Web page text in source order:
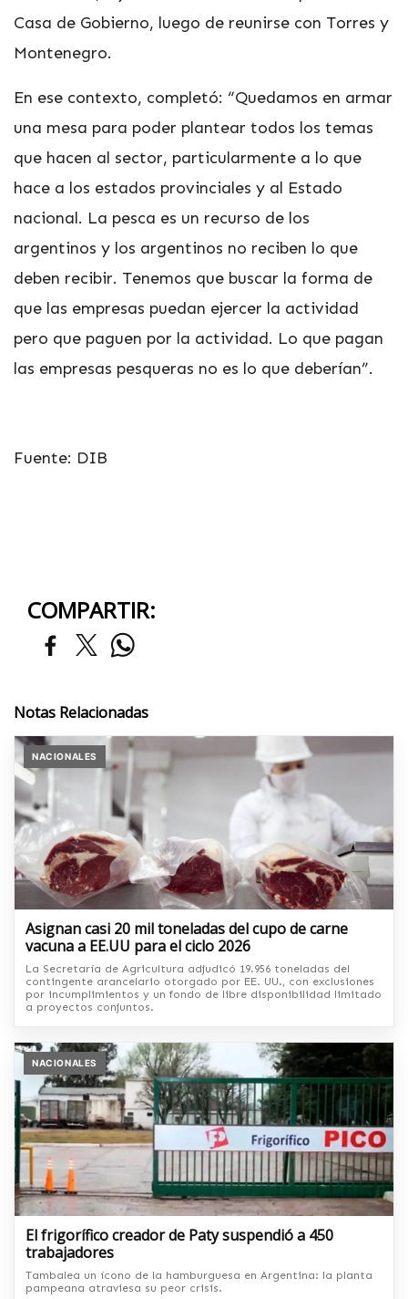
Casa de Gobierno, luego de reunirse con Torres y
Montenegro.
En ese contexto, completó: “Quedamos en armar
una mesa para poder plantear todos los temas
que hacen al sector, particularmente a lo que
hace a los estados provinciales y al Estado
nacional. La pesca es un recurso de los
argentinos y los argentinos no reciben lo que
deben recibir. Tenemos que buscar la forma de
que las empresas puedan ejercer la actividad
pero que paguen por la actividad. Lo que pagan
las empresas pesqueras no es lo que deberían”.
Fuente: DIB
COMPARTIR:
Notas Relacionadas
NACIONALES
Asignan casi 20 mil toneladas del cupo de carne
vacuna a EE.UU para el ciclo 2026
La Secretaría de Agricultura adjudicó 19.956 toneladas del
contingente arancelario otorgado por EE. UU., con exclusiones
por incumplimientos y un fondo de libre disponibilidad limitado
a proyectos conjuntos.
NACIONALES
El frigorífico creador de Paty suspendió a 450
trabajadores
Tambalea un ícono de la hamburguesa en Argentina: la planta
pampeana atraviesa su peor crisis.